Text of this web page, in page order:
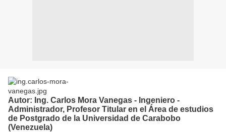
Autor: Ing. Carlos Mora Vanegas - Ingeniero -
Administrador, Profesor Titular en el Área de estudios
de Postgrado de la Universidad de Carabobo
(Venezuela)